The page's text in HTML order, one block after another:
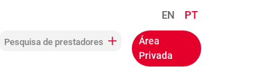
EN PT
Área
Privada
Pesquisa de prestadores